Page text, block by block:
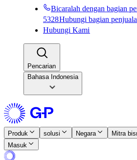
Bicaralah dengan bagian
5328​​Hubungi bagian
Hubungi Kami​​
Pencarian​​
Bahasa Indonesia
Produk​​ solusi​​ Negara​​ Mitra
Masuk​​